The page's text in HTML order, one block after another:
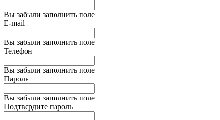
Вы забыли заполнить поле
E-mail
Вы забыли заполнить поле
Телефон
Вы забыли заполнить поле
Пароль
Вы забыли заполнить поле
Подтвердите пароль